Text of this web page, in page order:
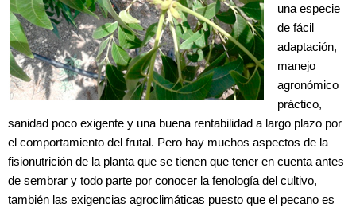
una especie
de fácil
adaptación,
manejo
agronómico
práctico,
sanidad poco exigente y una buena rentabilidad a largo plazo por
el comportamiento del frutal. Pero hay muchos aspectos de la
fisionutrición de la planta que se tienen que tener en cuenta antes
de sembrar y todo parte por conocer la fenología del cultivo,
también las exigencias agroclimáticas puesto que el pecano es